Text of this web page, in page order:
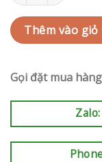
Thêm vào giỏ
Gọi đặt mua